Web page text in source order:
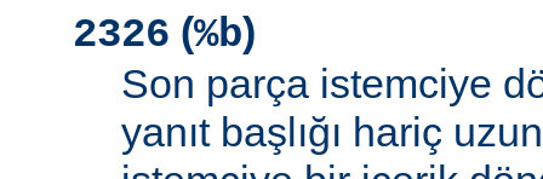
2326 (%b)
Son parça istemciye
yanıt başlığı hariç